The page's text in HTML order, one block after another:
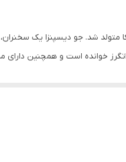
در شهر نیویورک ایالات متحده امریکا متولد شد.
خوانده‌ است و همچنین دارای
تا بتوانند از یک زندگی